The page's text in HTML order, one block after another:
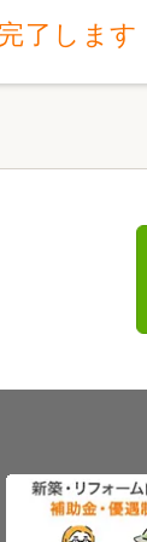
了します